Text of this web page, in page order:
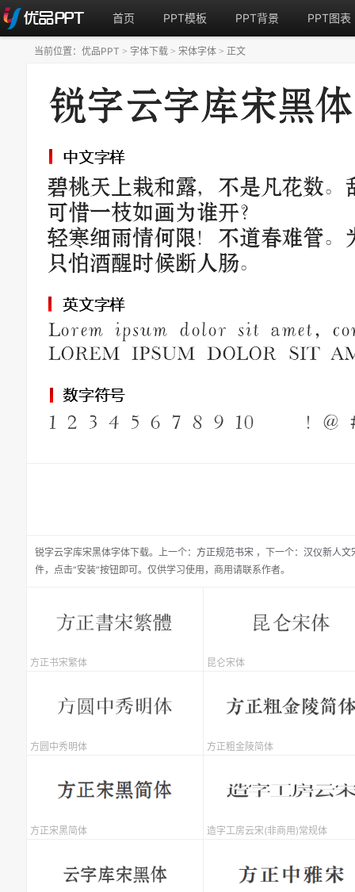
首页 PPT模板 PPT背景 PPT图表
锐字云字库宋黑体字体下载。 上一个： 方正规范书宋 ， 下一个： 汉仪新人文
件，点击“安装”按钮即可。仅供学习使用，商用请联系作者。
当前位置： 优品PPT > 字体下载 > 宋体字体 > 正文
方正书宋繁体 昆仑宋体
方圆中秀明体 方正粗金陵简体
方正宋黑简体 造字工房云宋(非商用)常规体